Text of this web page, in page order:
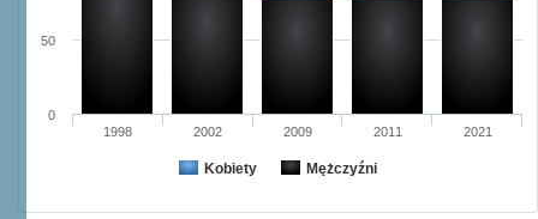
Kobiety Mężczyźni
1998 2002 2009 2011 2021
0
50